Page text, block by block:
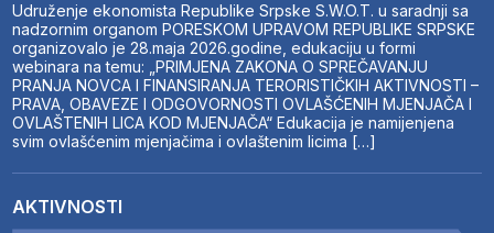
Udruženje ekonomista Republike Srpske S.W.O.T. u saradnji sa
nadzornim organom PORESKOM UPRAVOM REPUBLIKE SRPSKE
organizovalo je 28.maja 2026.godine, edukaciju u formi
webinara na temu: „PRIMJENA ZAKONA O SPREČAVANJU
PRANJA NOVCA I FINANSIRANJA TERORISTIČKIH AKTIVNOSTI –
PRAVA, OBAVEZE I ODGOVORNOSTI OVLAŠĆENIH MJENJAČA I
OVLAŠTENIH LICA KOD MJENJAČA“ Edukacija je namijenjena
svim ovlašćenim mjenjačima i ovlaštenim licima […]
AKTIVNOSTI